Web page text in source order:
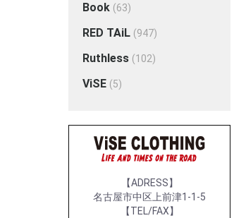
Book (63)
RED TAiL (947)
Ruthless (102)
ViSE (5)
【ADRESS】
名古屋市中区上前津1-1-5
【TEL/FAX】